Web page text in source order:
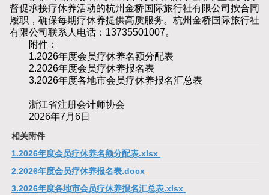
督促承接疗休养活动的杭州金桥国际旅行社有限公司按合同
履职，确保每期疗休养提供高质服务。杭州金桥国际旅行社
有限公司联系人电话：13735501007。
附件：
1.2026年度会员疗休养名额分配表
2.2026年度会员疗休养报名表
3.2026年度各地市会员疗休养报名汇总表
浙江省注册会计师协会
2026年7月6日
相关附件
1.2026年度会员疗休养名额分配表.xlsx
2.2026年度会员疗休养报名表.docx
3.2026年度各地市会员疗休养报名汇总表.xlsx